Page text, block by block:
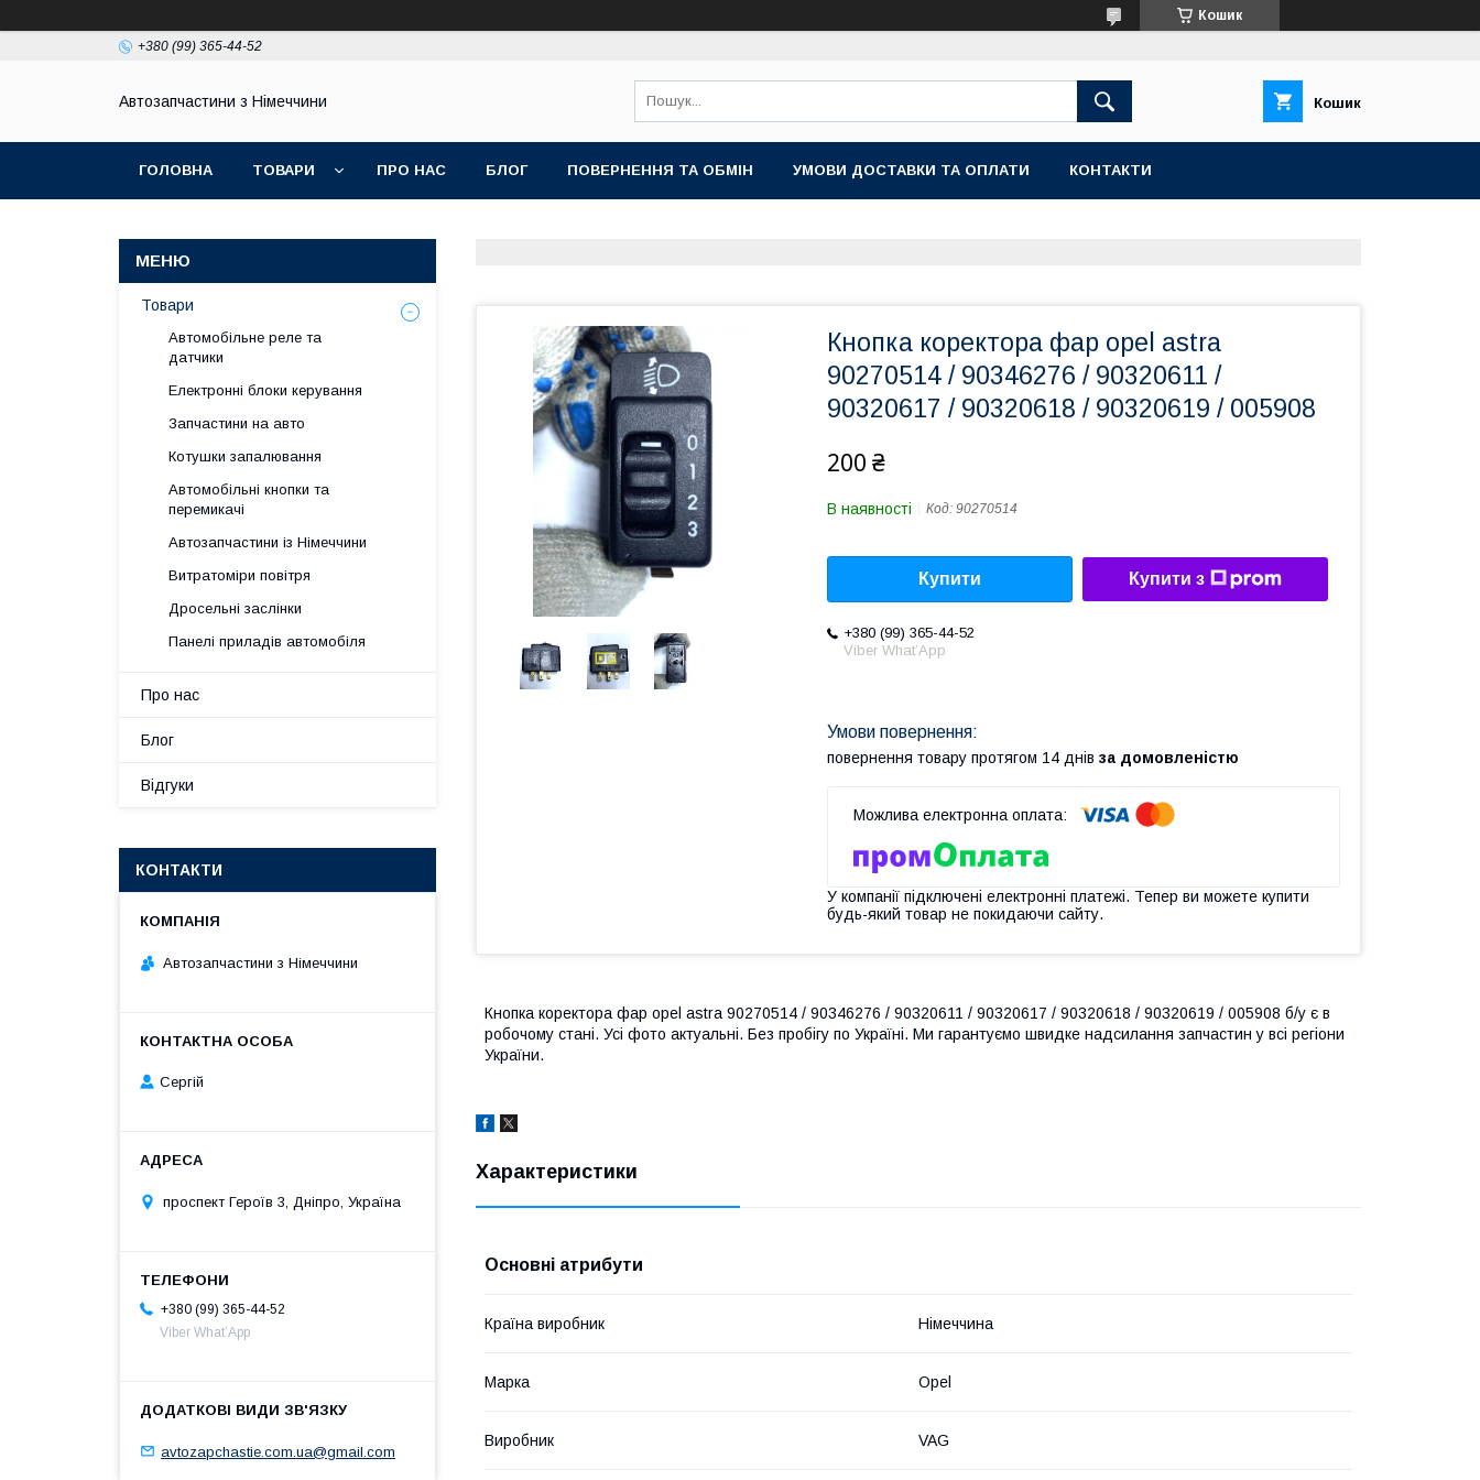
Кошик
+380 (99) 365-44-52
Автозапчастини з Німеччини Кошик
ГОЛОВНА ТОВАРИ ПРО НАС БЛОГ ПОВЕРНЕННЯ ТА ОБМІН УМОВИ ДОСТАВКИ ТА ОПЛАТИ КОНТАКТИ
Кнопка коректора фар opel astra
90270514 / 90346276 / 90320611 /
90320617 / 90320618 / 90320619 / 005908
200 ₴
В наявності Код: 90270514
Купити Купити з
+380 (99) 365-44-52
Viber What’App
повернення товару протягом 14 днів за домовленістю
У компанії підключені електронні платежі. Тепер ви можете купити
будь-який товар не покидаючи сайту.
Кнопка коректора фар opel astra 90270514 / 90346276 / 90320611 / 90320617 / 90320618 / 90320619 / 005908 б/у є в
робочому стані. Усі фото актуальні. Без пробігу по Україні. Ми гарантуємо швидке надсилання запчастин у всі регіони
України.
Характеристики
Основні атрибути
Країна виробник Німеччина
Марка Opel
Виробник VAG
Товари
Автомобільне реле та
датчики
Електронні блоки керування
Запчастини на авто
Котушки запалювання
Автомобільні кнопки та
перемикачі
Автозапчастини із Німеччини
Витратоміри повітря
Дросельні заслінки
Панелі приладів автомобіля
Про нас
Блог
Відгуки
КОНТАКТИ
Автозапчастини з Німеччини
Сергій
проспект Героїв 3, Дніпро, Україна
+380 (99) 365-44-52
Viber What’App
avtozapchastie.com.ua@gmail.com